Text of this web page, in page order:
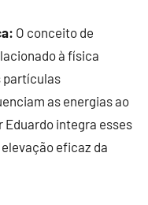
O conceito de
à física
partículas
as energias ao
Eduardo integra esses
eficaz da